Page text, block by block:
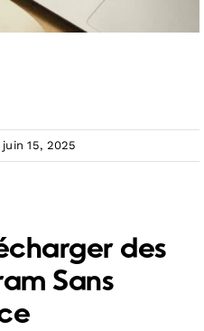
15, 2025
des
Sans